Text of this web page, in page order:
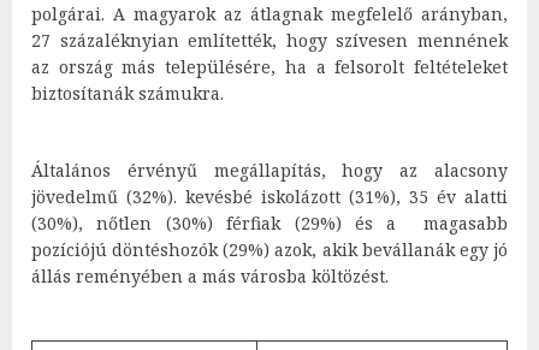
polgárai. A magyarok az átlagnak megfelelő arányban,
27 százaléknyian említették, hogy szívesen mennének
az ország más településére, ha a felsorolt feltételeket
biztosítanák számukra.
Általános érvényű megállapítás, hogy az alacsony
jövedelmű (32%). kevésbé iskolázott (31%), 35 év alatti
(30%), nőtlen (30%) férfiak (29%) és a magasabb
pozíciójú döntéshozók (29%) azok, akik bevállanák egy jó
állás reményében a más városba költözést.